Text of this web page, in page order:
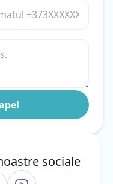
sociale